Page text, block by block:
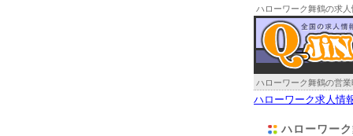
ハローワーク舞鶴の求人
ハローワーク舞鶴の営
ハローワーク求人情
ハローワー